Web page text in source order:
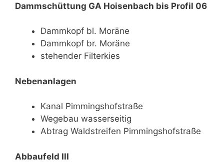
Dammschüttung GA Hoisenbach bis Profil 06
Dammkopf bl. Moräne
Dammkopf br. Moräne
stehender Filterkies
Nebenanlagen
Kanal Pimmingshofstraße
Wegebau wasserseitig
Abtrag Waldstreifen Pimmingshofstraße
Abbaufeld III